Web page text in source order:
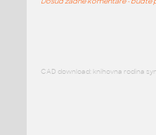
CAD download: knihovna rodina